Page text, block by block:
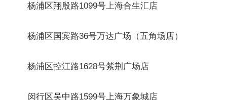
杨浦区翔殷路1099号上海合生汇店
杨浦区国宾路36号万达广场（五角场店）
杨浦区控江路1628号紫荆广场店
闵行区吴中路1599号上海万象城店